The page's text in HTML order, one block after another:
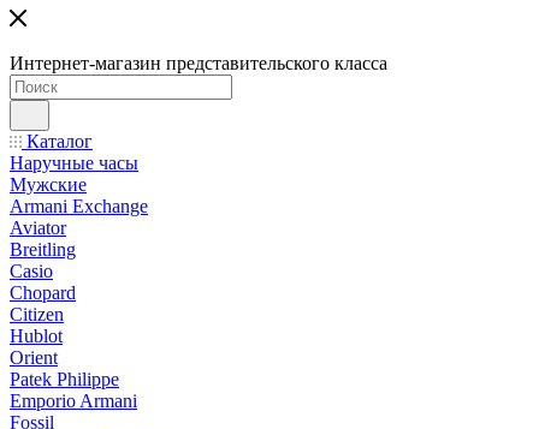
Интернет-магазин представительского класса
Каталог
Наручные часы
Мужские
Armani Exchange
Aviator
Breitling
Casio
Chopard
Citizen
Hublot
Orient
Patek Philippe
Emporio Armani
Fossil